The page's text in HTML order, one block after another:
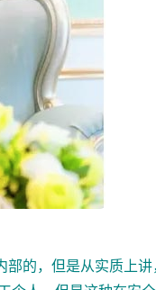
的，但是从实质上讲